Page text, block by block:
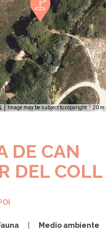
Image may be subject to copyright 20 m
DE CAN
DEL COLL
Medio ambiente